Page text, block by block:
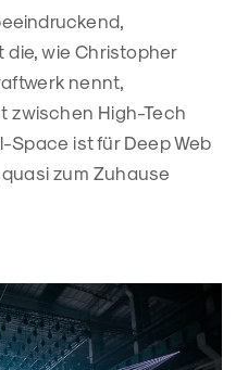
wie Christopher
nennt,
zwischen High-Tech
Space ist für Deep Web
zum Zuhause